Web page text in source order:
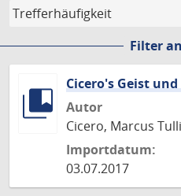
Filter
Cicero's Geist
Autor
Cicero, Marcus
Importdatum:
03.07.2017